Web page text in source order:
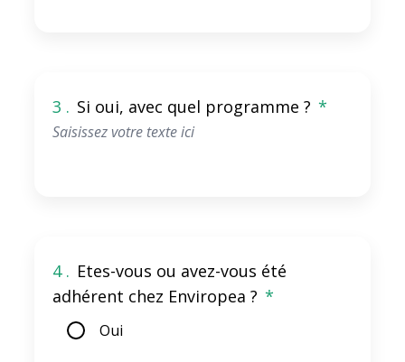
3 . Si oui, avec quel programme ? *
4 . Etes-vous ou avez-vous été
adhérent chez Enviropea ? *
Oui